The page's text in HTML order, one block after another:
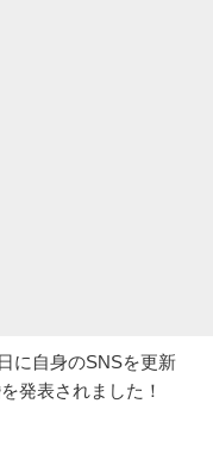
に自身のSNSを更新
発表されました！